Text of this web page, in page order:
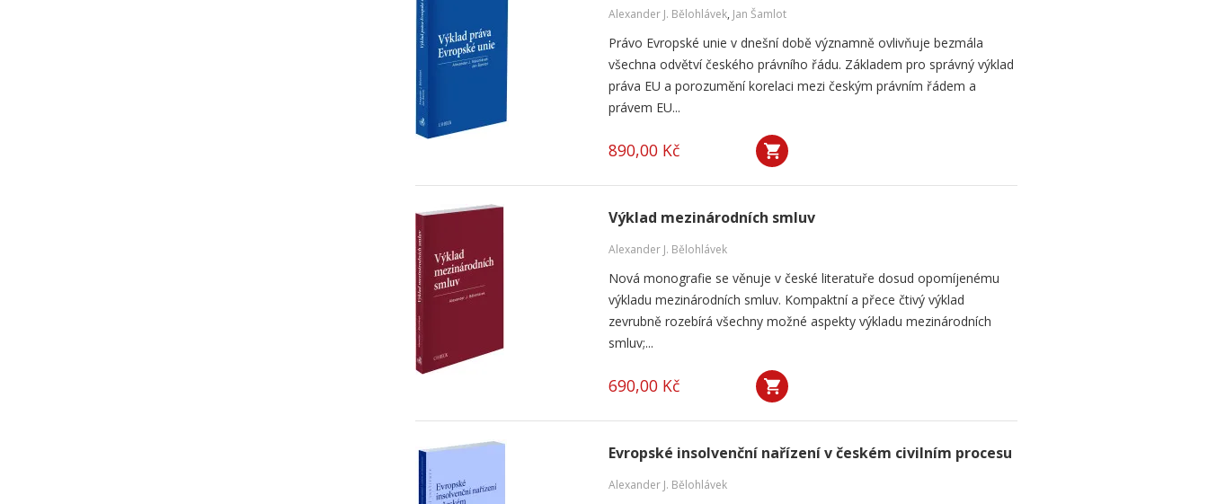
Alexander J. Bělohlávek, Jan Šamlot
Právo Evropské unie v dnešní době významně ovlivňuje bezmála
všechna odvětví českého právního řádu. Základem pro správný výklad
práva EU a porozumění korelaci mezi českým právním řádem a
právem EU...
890,00 Kč
Výklad mezinárodních smluv
Alexander J. Bělohlávek
Nová monografie se věnuje v české literatuře dosud opomíjenému
výkladu mezinárodních smluv. Kompaktní a přece čtivý výklad
zevrubně rozebírá všechny možné aspekty výkladu mezinárodních
smluv;...
690,00 Kč
Evropské insolvenční nařízení v českém civilním procesu
Alexander J. Bělohlávek